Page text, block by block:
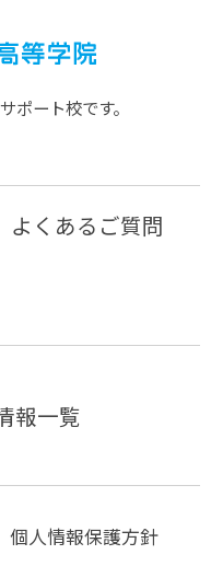
ポート校です。
よくあるご質問
報一覧
個人情報保護方針